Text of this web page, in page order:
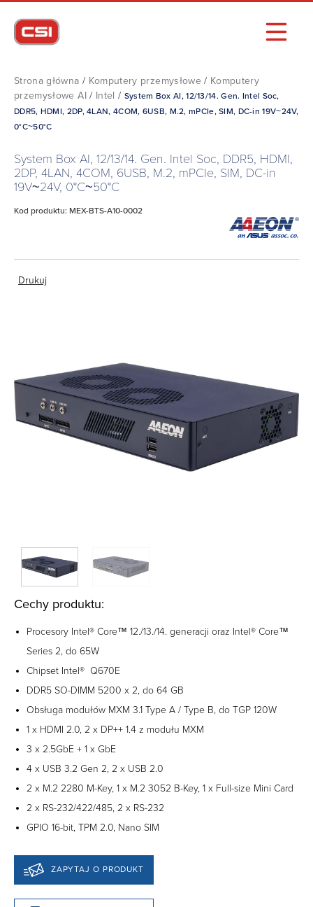
Strona główna / Komputery przemysłowe / Komputery
przemysłowe AI/ Intel / System Box AI, 12/13/14. Gen. Intel Soc,
DDR5, HDMI, 2DP, 4LAN, 4COM, 6USB, M.2, mPCIe, SIM, DC-in 19V~24V,
0°C~50°C
System Box AI, 12/13/14. Gen. Intel Soc, DDR5, HDMI,
2DP, 4LAN, 4COM, 6USB, M.2, mPCIe, SIM, DC-in
19V~24V, 0°C~50°C
Kod produktu: MEX-BTS-A10-0002
Drukuj
Cechy produktu:
Procesory Intel® Core™ 12./13./14. generacji oraz Intel® Core™
Series 2, do 65W
Chipset Intel® Q670E
DDR5 SO-DIMM 5200 x 2, do 64 GB
Obsługa modułów MXM 3.1 Type A / Type B, do TGP 120W
1 x HDMI 2.0, 2 x DP++ 1.4 z modułu MXM
3 x 2.5GbE + 1 x GbE
4 x USB 3.2 Gen 2, 2 x USB 2.0
2 x M.2 2280 M-Key, 1 x M.2 3052 B-Key, 1 x Full-size Mini Card
2 x RS-232/422/485, 2 x RS-232
GPIO 16-bit, TPM 2.0, Nano SIM
ZAPYTAJ O PRODUKT